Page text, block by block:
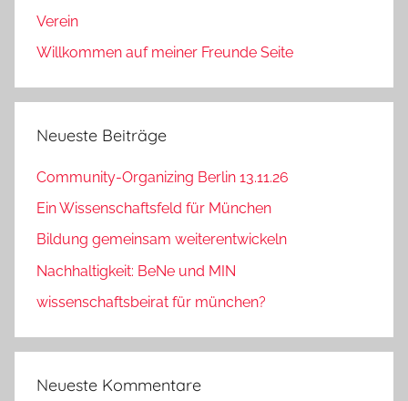
Verein
Willkommen auf meiner Freunde Seite
Neueste Beiträge
Community-Organizing Berlin 13.11.26
Ein Wissenschaftsfeld für München
Bildung gemeinsam weiterentwickeln
Nachhaltigkeit: BeNe und MIN
wissenschaftsbeirat für münchen?
Neueste Kommentare